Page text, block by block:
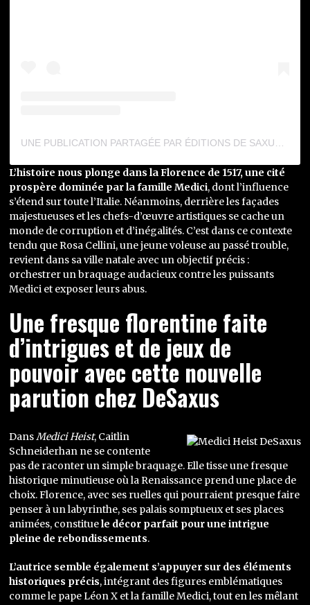
UNE PUBLICATION PARTAGÉE PAR ÉDITIONS DE SAXUS (@DESAXUS)
L’histoire nous plonge dans la Florence de 1517, une cité
prospère dominée par la famille Medici, dont l’influence
s’étend sur toute l’Italie. Néanmoins, derrière les façades
majestueuses et les chefs-d’œuvre artistiques se cache un
monde de corruption et d’inégalités. C’est dans ce contexte
tendu que Rosa Cellini, une jeune voleuse au passé trouble,
revient dans sa ville natale avec un objectif précis :
orchestrer un braquage audacieux contre les puissants
Medici et exposer leurs abus.
Une fresque florentine faite
d’intrigues et de jeux de
pouvoir avec cette nouvelle
parution chez DeSaxus
DansMedici Heist, Caitlin
Schneiderhan ne se contente
pas de raconter un simple braquage. Elle tisse une fresque
historique minutieuse où la Renaissance prend une place de
choix. Florence, avec ses ruelles qui pourraient presque faire
penser à un labyrinthe, ses palais somptueux et ses places
animées, constituele décor parfait pour une intrigue
pleine de rebondissements.
L’autrice semble également s’appuyer sur des éléments
historiques précis, intégrant des figures emblématiques
comme le pape Léon X et la famille Medici, tout en les mêlant